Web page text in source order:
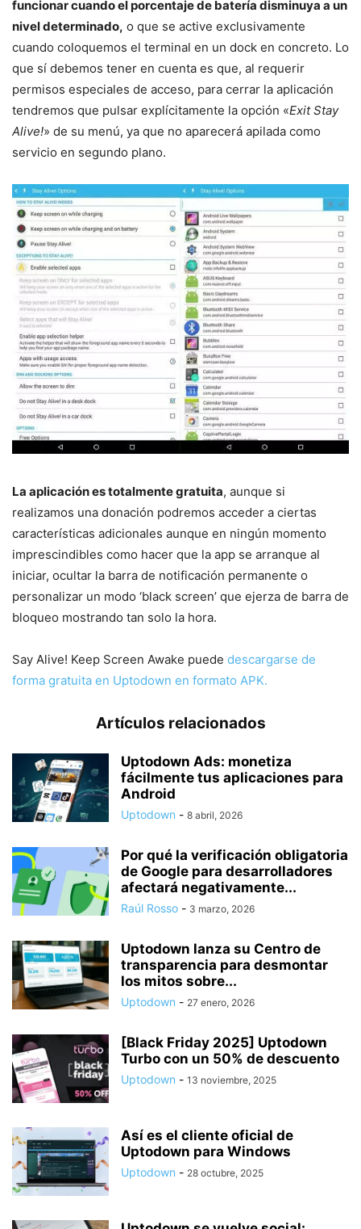
funcionar cuando el porcentaje de batería disminuya a un
nivel determinado, o que se active exclusivamente
cuando coloquemos el terminal en un dock en concreto. Lo
que sí debemos tener en cuenta es que, al requerir
permisos especiales de acceso, para cerrar la aplicación
tendremos que pulsar explícitamente la opción «Exit Stay
Alive!» de su menú, ya que no aparecerá apilada como
servicio en segundo plano.
La aplicación es totalmente gratuita, aunque si
realizamos una donación podremos acceder a ciertas
características adicionales aunque en ningún momento
imprescindibles como hacer que la app se arranque al
iniciar, ocultar la barra de notificación permanente o
personalizar un modo ‘black screen’ que ejerza de barra de
bloqueo mostrando tan solo la hora.
Say Alive! Keep Screen Awake puede descargarse de
forma gratuita en Uptodown en formato APK.
Artículos relacionados
Uptodown Ads: monetiza
fácilmente tus aplicaciones para
Android
Uptodown - 8 abril, 2026
Por qué la verificación obligatoria
de Google para desarrolladores
afectará negativamente...
Raúl Rosso - 3 marzo, 2026
Uptodown lanza su Centro de
transparencia para desmontar
los mitos sobre...
Uptodown - 27 enero, 2026
[Black Friday 2025] Uptodown
Turbo con un 50% de descuento
Uptodown - 13 noviembre, 2025
Así es el cliente oficial de
Uptodown para Windows
Uptodown - 28 octubre, 2025